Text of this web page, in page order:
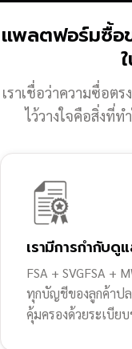
แพลตฟอร์มซื้อ
เราเชื่อว่าความซื่อต
ไว้วางใจคือสิ่งที่ท
เรามีการกำกับดู
FSA + SVGFSA +
ทุกบัญชีของลูกค้าป
คุ้มครองด้วยระเบีย